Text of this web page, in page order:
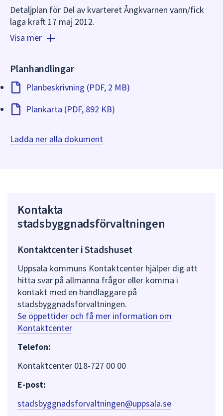
Detaljplan för Del av kvarteret Ångkvarnen vann/fick
laga kraft 17 maj 2012.
Visa mer
Planhandlingar
Planbeskrivning (PDF, 2 MB)
Plankarta (PDF, 892 KB)
Ladda ner alla dokument
Kontakta
stadsbyggnadsförvaltningen
Kontaktcenter i Stadshuset
Uppsala kommuns Kontaktcenter hjälper dig att
hitta svar på allmänna frågor eller komma i
kontakt med en handläggare på
stadsbyggnadsförvaltningen.
Se öppettider och få mer information om
Kontaktcenter
Telefon:
Kontaktcenter 018-727 00 00
E-post:
stadsbyggnadsforvaltningen@uppsala.se